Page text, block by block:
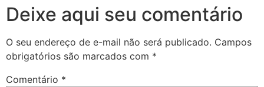
Deixe aqui seu comentário
O seu endereço de e-mail não será publicado. Campos
obrigatórios são marcados com *
Comentário *